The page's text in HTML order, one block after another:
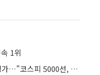
1위
삼성전자·SK하이닉스 여전히 저평가…"코스피 5000선, 강력한 지지선"